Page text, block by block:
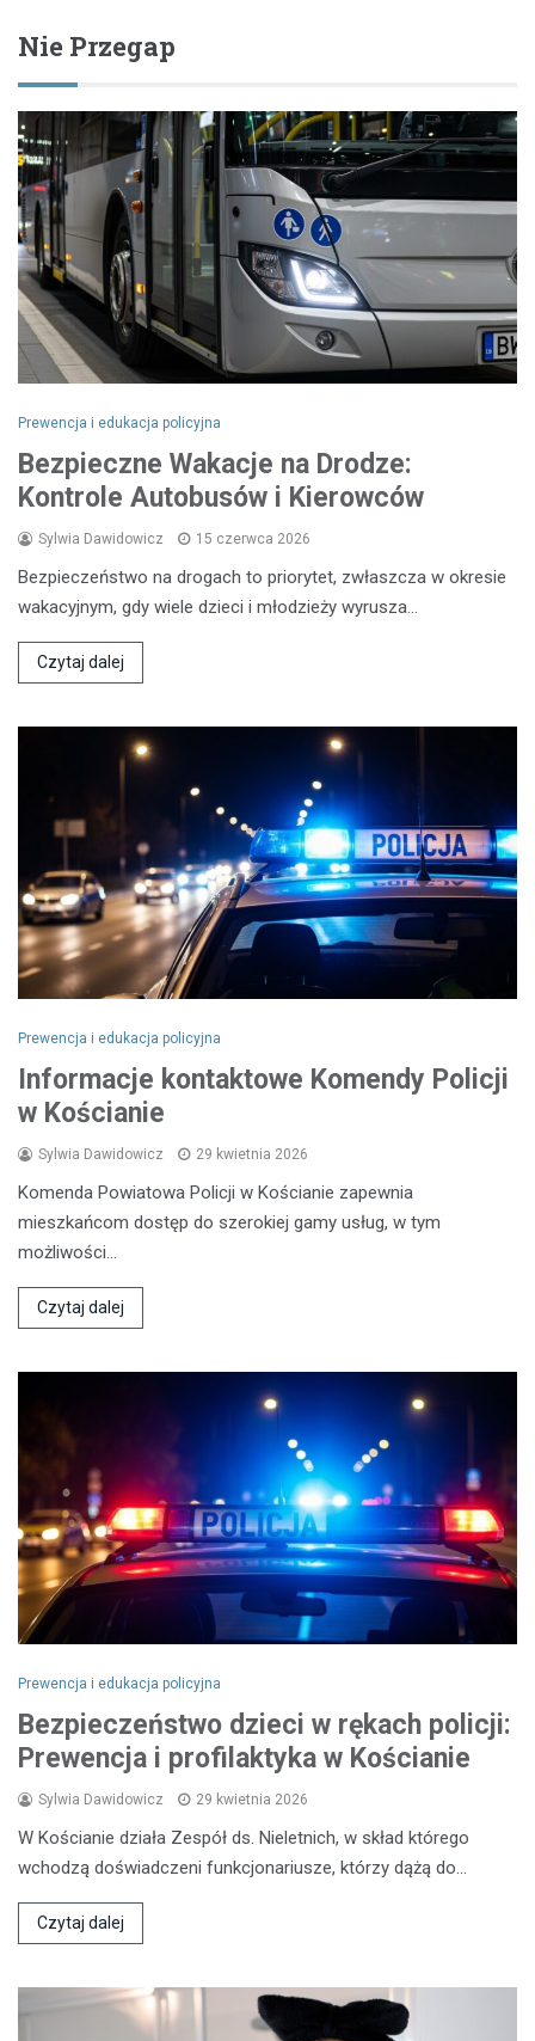
Nie Przegap
Prewencja i edukacja policyjna
Bezpieczne Wakacje na Drodze:
Kontrole Autobusów i Kierowców
Sylwia Dawidowicz 15 czerwca 2026
Bezpieczeństwo na drogach to priorytet, zwłaszcza w okresie
wakacyjnym, gdy wiele dzieci i młodzieży wyrusza…
Czytaj dalej
Prewencja i edukacja policyjna
Informacje kontaktowe Komendy Policji
w Kościanie
Sylwia Dawidowicz 29 kwietnia 2026
Komenda Powiatowa Policji w Kościanie zapewnia
mieszkańcom dostęp do szerokiej gamy usług, w tym
możliwości…
Czytaj dalej
Prewencja i edukacja policyjna
Bezpieczeństwo dzieci w rękach policji:
Prewencja i profilaktyka w Kościanie
Sylwia Dawidowicz 29 kwietnia 2026
W Kościanie działa Zespół ds. Nieletnich, w skład którego
wchodzą doświadczeni funkcjonariusze, którzy dążą do…
Czytaj dalej